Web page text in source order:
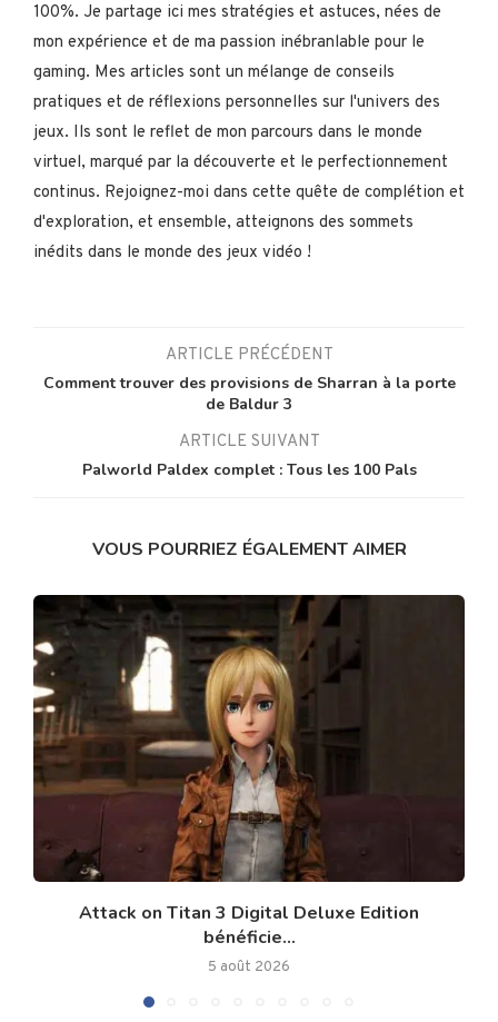
100%. Je partage ici mes stratégies et astuces, nées de
mon expérience et de ma passion inébranlable pour le
gaming. Mes articles sont un mélange de conseils
pratiques et de réflexions personnelles sur l'univers des
jeux. Ils sont le reflet de mon parcours dans le monde
virtuel, marqué par la découverte et le perfectionnement
continus. Rejoignez-moi dans cette quête de complétion et
d'exploration, et ensemble, atteignons des sommets
inédits dans le monde des jeux vidéo !
ARTICLE PRÉCÉDENT
Comment trouver des provisions de Sharran à la porte
de Baldur 3
ARTICLE SUIVANT
Palworld Paldex complet : Tous les 100 Pals
VOUS POURRIEZ ÉGALEMENT AIMER
Attack on Titan 3 Digital Deluxe Edition
bénéficie...
5 août 2026